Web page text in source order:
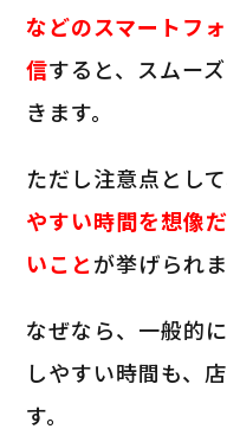
などのスマートフ
信すると、スムー
きます。
ただし注意点とし
やすい時間を想像
いことが挙げられま
なぜなら、一般的
しやすい時間も、
す。